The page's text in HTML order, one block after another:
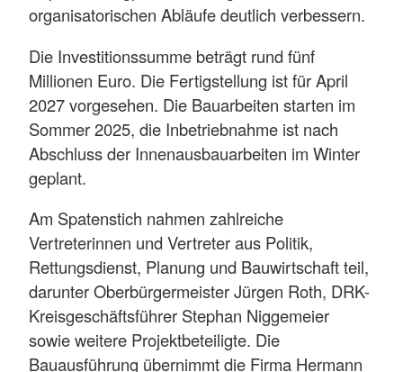
organisatorischen Abläufe deutlich verbessern.
Die Investitionssumme beträgt rund fünf
Millionen Euro. Die Fertigstellung ist für April
2027 vorgesehen. Die Bauarbeiten starten im
Sommer 2025, die Inbetriebnahme ist nach
Abschluss der Innenausbauarbeiten im Winter
geplant.
Am Spatenstich nahmen zahlreiche
Vertreterinnen und Vertreter aus Politik,
Rettungsdienst, Planung und Bauwirtschaft teil,
darunter Oberbürgermeister Jürgen Roth, DRK-
Kreisgeschäftsführer Stephan Niggemeier
sowie weitere Projektbeteiligte. Die
Bauausführung übernimmt die Firma Hermann